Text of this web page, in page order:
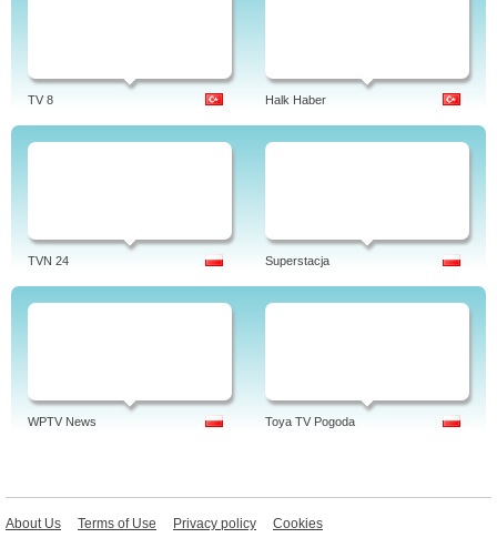
TV 8 Halk Haber
TVN 24 Superstacja
WPTV News Toya TV Pogoda
About Us Terms of Use Privacy policy Cookies